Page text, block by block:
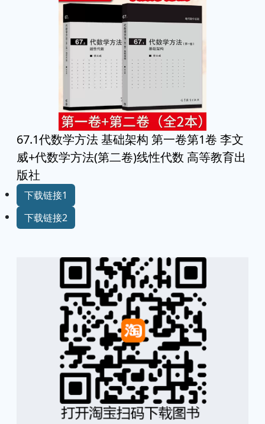
67.1代数学方法 基础架构 第一卷第1卷 李文
威+代数学方法(第二卷)线性代数 高等教育出
版社
下载链接1
下载链接2